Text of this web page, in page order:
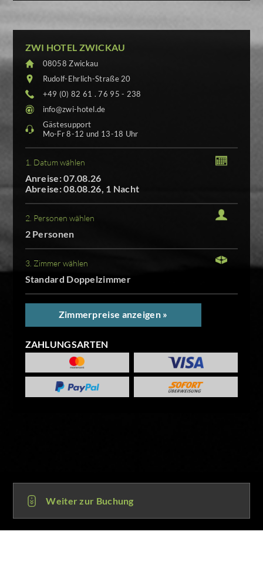
Weiter zur Buchung
ZWI HOTEL ZWICKAU
08058 Zwickau
Rudolf-Ehrlich-Straße 20
+49 (0) 82 61 . 76 95 - 238
info@zwi-hotel.de
Gästesupport
Mo-Fr 8-12 und 13-18 Uhr
1. Datum wählen
Anreise: 07.08.26
Abreise: 08.08.26, 1 Nacht
2. Personen wählen
2 Personen
3. Zimmer wählen
Standard Doppelzimmer
Zimmerpreise anzeigen »
ZAHLUNGSARTEN